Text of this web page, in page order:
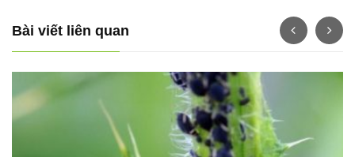
Bài viết liên quan